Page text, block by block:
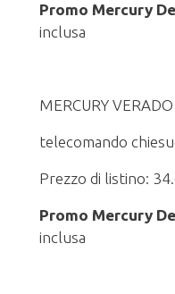
Promo Mercury
inclusa
MERCURY
telecomando
Prezzo di listino:
Promo Mercury
inclusa